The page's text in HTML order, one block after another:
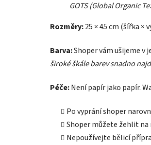
GOTS (Global Organic
Rozměry:25 × 45 cm (šířka ×
Barva:Shoper vám ušijeme v
široké škále barev snadno
Péče:Není papír jako papír.
Po vyprání shoper
Shoper můžete žehlit na
Nepoužívejte bělicí